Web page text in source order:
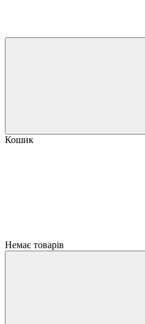
Кошик
Немає товарів